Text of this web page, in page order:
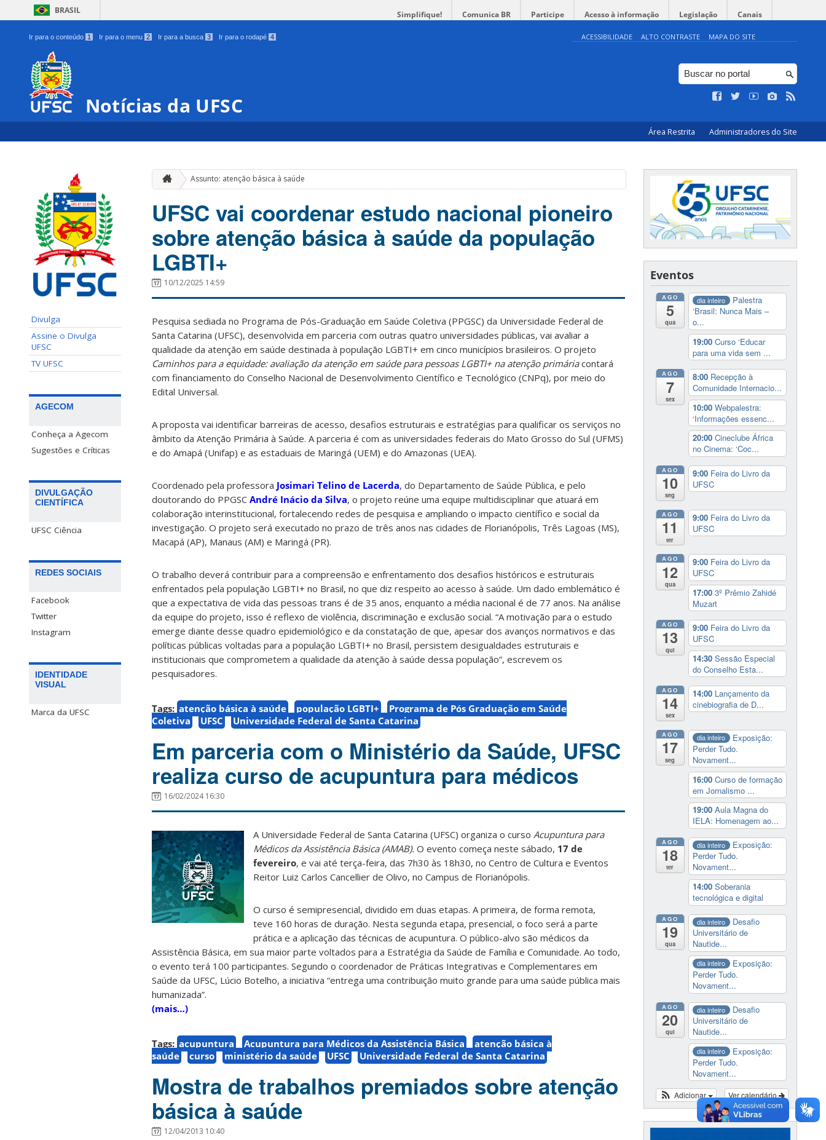
BRASIL Simplifique! Comunica BR Participe Acesso à informação Legislação Canais
Ir para o conteúdo 1 Ir para o menu 2 Ir para a busca 3 Ir para o rodapé 4 ACESSIBILIDADE ALTO CONTRASTE MAPA DO SITE
Notícias da UFSC
Área Restrita Administradores do Site
Divulga
Assine o Divulga
UFSC
TV UFSC
AGECOM
Conheça a Agecom
Sugestões e Críticas
DIVULGAÇÃO
CIENTÍFICA
UFSC Ciência
REDES SOCIAIS
Facebook
Twitter
Instagram
IDENTIDADE
VISUAL
Marca da UFSC
Assunto: atenção básica à saúde
UFSC vai coordenar estudo nacional pioneiro
sobre atenção básica à saúde da população
LGBTI+
10/12/2025 14:59
Pesquisa sediada no Programa de Pós-Graduação em Saúde Coletiva (PPGSC) da Universidade Federal de
Santa Catarina (UFSC), desenvolvida em parceria com outras quatro universidades públicas, vai avaliar a
qualidade da atenção em saúde destinada à população LGBTI+ em cinco municípios brasileiros. O projeto
Caminhos para a equidade: avaliação da atenção em saúde para pessoas LGBTI+ na atenção primáriacontará
com financiamento do Conselho Nacional de Desenvolvimento Científico e Tecnológico (CNPq), por meio do
Edital Universal.
A proposta vai identificar barreiras de acesso, desafios estruturais e estratégias para qualificar os serviços no
âmbito da Atenção Primária à Saúde. A parceria é com as universidades federais do Mato Grosso do Sul (UFMS)
e do Amapá (Unifap) e as estaduais de Maringá (UEM) e do Amazonas (UEA).
Coordenado pela professora Josimari Telino de Lacerda, do Departamento de Saúde Pública, e pelo
doutorando do PPGSC André Inácio da Silva, o projeto reúne uma equipe multidisciplinar que atuará em
colaboração interinstitucional, fortalecendo redes de pesquisa e ampliando o impacto científico e social da
investigação. O projeto será executado no prazo de três anos nas cidades de Florianópolis, Três Lagoas (MS),
Macapá (AP), Manaus (AM) e Maringá (PR).
O trabalho deverá contribuir para a compreensão e enfrentamento dos desafios históricos e estruturais
enfrentados pela população LGBTI+ no Brasil, no que diz respeito ao acesso à saúde. Um dado emblemático é
que a expectativa de vida das pessoas trans é de 35 anos, enquanto a média nacional é de 77 anos. Na análise
da equipe do projeto, isso é reflexo de violência, discriminação e exclusão social. “A motivação para o estudo
emerge diante desse quadro epidemiológico e da constatação de que, apesar dos avanços normativos e das
políticas públicas voltadas para a população LGBTI+ no Brasil, persistem desigualdades estruturais e
institucionais que comprometem a qualidade da atenção à saúde dessa população”, escrevem os
pesquisadores.
Tags: atenção básica à saúde população LGBTI+
Programa de Pós Graduação em Saúde
Coletiva
UFSC Universidade Federal de Santa Catarina
Em parceria com o Ministério da Saúde, UFSC
realiza curso de acupuntura para médicos
16/02/2024 16:30
A Universidade Federal de Santa Catarina (UFSC) organiza o curso Acupuntura para
Médicos da Assistência Básica (AMAB). O evento começa neste sábado, 17 de
fevereiro, e vai até terça-feira, das 7h30 às 18h30, no Centro de Cultura e Eventos
Reitor Luiz Carlos Cancellier de Olivo, no Campus de Florianópolis.
O curso é semipresencial, dividido em duas etapas. A primeira, de forma remota,
teve 160 horas de duração. Nesta segunda etapa, presencial, o foco será a parte
prática e a aplicação das técnicas de acupuntura. O público-alvo são médicos da
Assistência Básica, em sua maior parte voltados para a Estratégia da Saúde de Família e Comunidade. Ao todo,
o evento terá 100 participantes. Segundo o coordenador de Práticas Integrativas e Complementares em
Saúde da UFSC, Lúcio Botelho, a iniciativa “entrega uma contribuição muito grande para uma saúde pública mais
humanizada”.
(mais…)
Tags: acupuntura Acupuntura para Médicos da Assistência Básica
atenção básica à
saúde
curso ministério da saúde UFSC Universidade Federal de Santa Catarina
Mostra de trabalhos premiados sobre atenção
básica à saúde
12/04/2013 10:40
Eventos
AGO
5
qua
dia inteiro
Palestra
‘Brasil: Nunca Mais –
o...
19:00 Curso ‘Educar
para uma vida sem ...
AGO
7
sex
8:00 Recepção à
Comunidade Internacio...
10:00 Webpalestra:
‘Informações essenc...
20:00 Cineclube África
no Cinema: ‘Coc...
AGO
10
seg
9:00 Feira do Livro da
UFSC
AGO
11
ter
9:00 Feira do Livro da
UFSC
AGO
12
qua
9:00 Feira do Livro da
UFSC
17:00 3º Prêmio Zahidé
Muzart
AGO
13
qui
9:00 Feira do Livro da
UFSC
14:30 Sessão Especial
do Conselho Esta...
AGO
14
sex
14:00 Lançamento da
cinebiografia de D...
AGO
17
seg
dia inteiro
Exposição:
Perder Tudo.
Novament...
16:00 Curso de formação
em Jornalismo ...
19:00 Aula Magna do
IELA: Homenagem ao...
AGO
18
ter
dia inteiro
Exposição:
Perder Tudo.
Novament...
14:00 Soberania
tecnológica e digital
AGO
19
qua
dia inteiro
Desafio
Universitário de
Nautide...
dia inteiro
Exposição:
Perder Tudo.
Novament...
AGO
20
qui
dia inteiro
Desafio
Universitário de
Nautide...
dia inteiro
Exposição:
Perder Tudo.
Novament...
Ver calendário
Adicionar